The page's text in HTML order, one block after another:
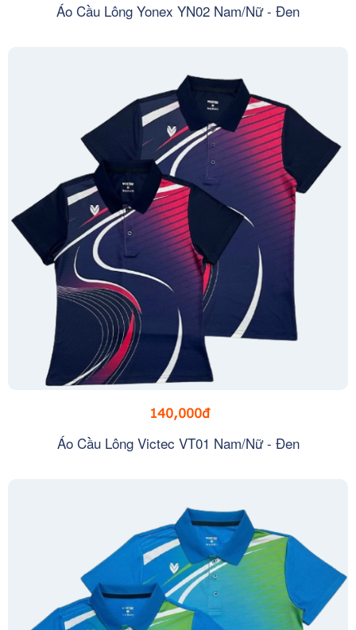
Áo Cầu Lông Yonex YN02 Nam/Nữ - Đen
140,000đ
Áo Cầu Lông Victec VT01 Nam/Nữ - Đen